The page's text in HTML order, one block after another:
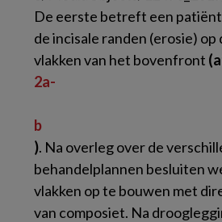
De eerste betreft een
de incisale randen (erosie) op
vlakken van het bovenfront
2a-
b
). Na overleg over de
behandelplannen besluiten
vlakken op te bouwen met
van composiet. Na